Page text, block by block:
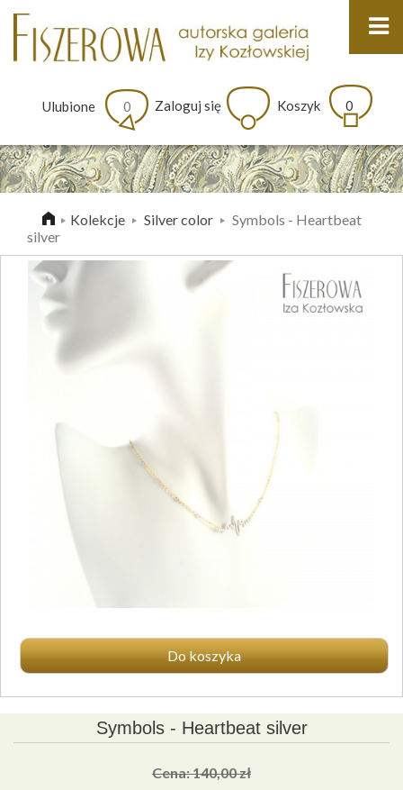
Ulubione 0 Zaloguj się Koszyk 0
Kolekcje > Silver color > Symbols - Heartbeat
silver
Do koszyka
Symbols - Heartbeat silver
Cena: 140,00 zł